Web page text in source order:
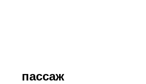
пассаж